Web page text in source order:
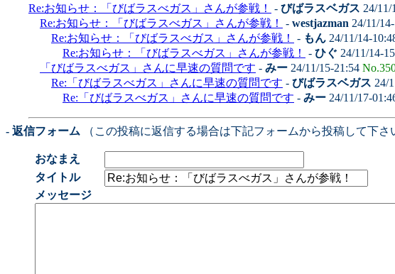
Re:お知らせ：「びばラスべガス」さんが参戦！
- びばラスベガス 24/11/
Re:お知らせ：「びばラスべガス」さんが参戦！
- westjazman 24/11/
Re:お知らせ：「びばラスべガス」さんが参戦！
- もん 24/11/14-
Re:お知らせ：「びばラスべガス」さんが参戦！
- ひぐ 24/11/14-
「びばラスべガス」さんに早速の質問です - みー 24/11/15-21:54
Re:「びばラスべガス」さんに早速の質問です - びばラスベガス 24/
Re:「びばラスべガス」さんに早速の質問です - みー 24/11/17-
- 返信フォーム （この投稿に返信する場合は下記フォームから投稿して下さ
おなまえ
タイトル
メッセージ